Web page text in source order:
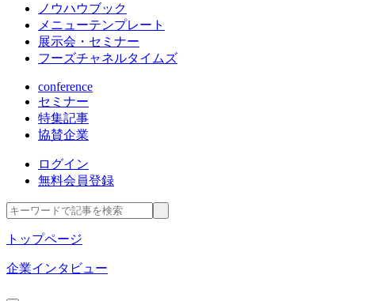
ノウハウブック
メニューテンプレート
展示会・セミナー
フーズチャネルタイムズ
conference
セミナー
特集記事
協賛企業
ログイン
無料会員登録
トップページ
企業インタビュー